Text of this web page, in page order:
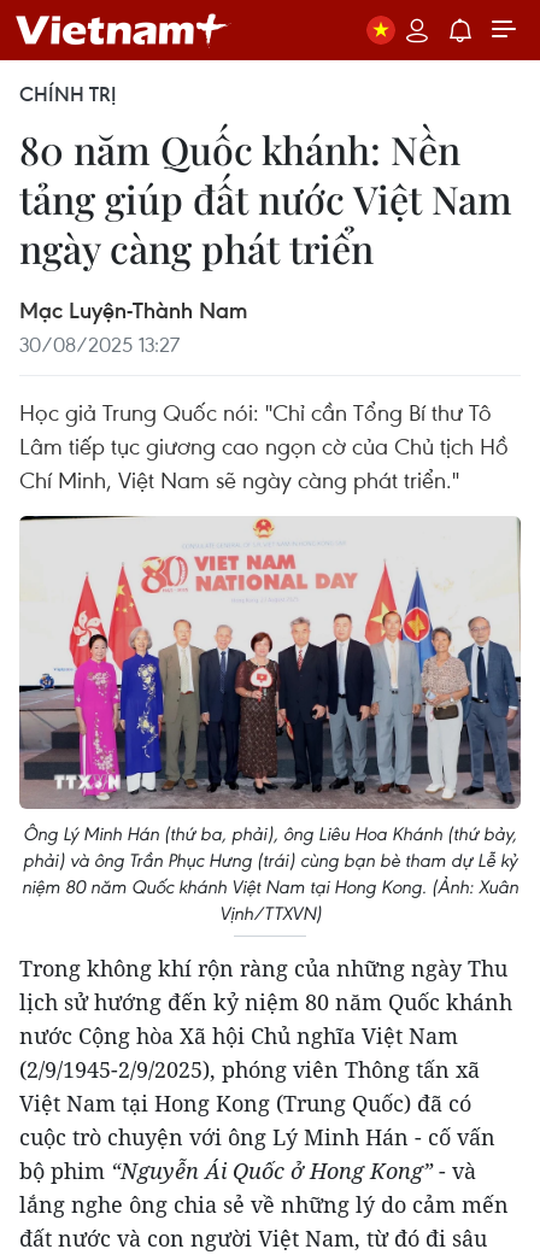
CHÍNH TRỊ
80 năm Quốc khánh: Nền
tảng giúp đất nước Việt Nam
ngày càng phát triển
Mạc Luyện-Thành Nam
30/08/2025 13:27
Học giả Trung Quốc nói: "Chỉ cần Tổng Bí thư Tô
Lâm tiếp tục giương cao ngọn cờ của Chủ tịch Hồ
Chí Minh, Việt Nam sẽ ngày càng phát triển."
Ông Lý Minh Hán (thứ ba, phải), ông Liêu Hoa Khánh (thứ bảy,
phải) và ông Trần Phục Hưng (trái) cùng bạn bè tham dự Lễ kỷ
niệm 80 năm Quốc khánh Việt Nam tại Hong Kong. (Ảnh: Xuân
Vịnh/TTXVN)
Trong không khí rộn ràng của những ngày Thu
lịch sử hướng đến kỷ niệm 80 năm Quốc khánh
nước Cộng hòa Xã hội Chủ nghĩa Việt Nam
(2/9/1945-2/9/2025), phóng viên Thông tấn xã
Việt Nam tại Hong Kong (Trung Quốc) đã có
cuộc trò chuyện với ông Lý Minh Hán - cố vấn
bộ phim “Nguyễn Ái Quốc ở Hong Kong”- và
lắng nghe ông chia sẻ về những lý do cảm mến
đất nước và con người Việt Nam, từ đó đi sâu